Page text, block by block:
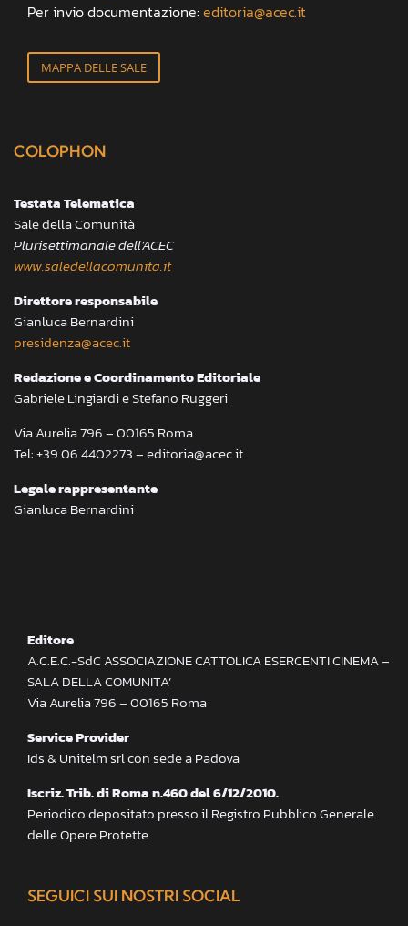
Per invio documentazione: editoria@acec.it
MAPPA DELLE SALE
COLOPHON
Testata Telematica
Sale della Comunità
Plurisettimanale dell’ACEC
www.saledellacomunita.it
Direttore responsabile
Gianluca Bernardini
presidenza@acec.it
Redazione e Coordinamento Editoriale
Gabriele Lingiardi e Stefano Ruggeri
Via Aurelia 796 – 00165 Roma
Tel: +39.06.4402273 – editoria@acec.it
Legale rappresentante
Gianluca Bernardini
Editore
A.C.E.C.-SdC ASSOCIAZIONE CATTOLICA ESERCENTI CINEMA –
SALA DELLA COMUNITA’
Via Aurelia 796 – 00165 Roma
Service Provider
Ids & Unitelm srl con sede a Padova
Iscriz. Trib. di Roma n.460 del 6/12/2010.
Periodico depositato presso il Registro Pubblico Generale
delle Opere Protette
SEGUICI SUI NOSTRI SOCIAL